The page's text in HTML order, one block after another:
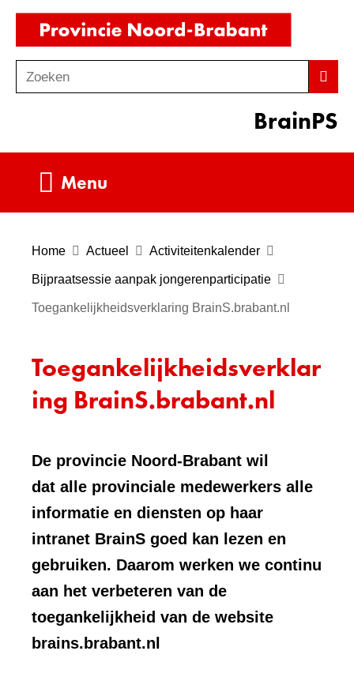
Ga
de
inhoud
o
Zoeken
BrainPS
Menu
Home Actueel Activiteitenkalender
Bijpraatsessie aanpak jongerenparticipatie
Toegankelijkheidsverklaring BrainS.brabant.nl
Toegankelijkheidsverklar
ing BrainS.brabant.nl
De provincie Noord-Brabant wil
dat alle provinciale medewerkers alle
informatie en diensten op haar
intranet BrainS goed kan lezen en
gebruiken. Daarom werken we continu
aan het verbeteren van de
toegankelijkheid van de website
brains.brabant.nl